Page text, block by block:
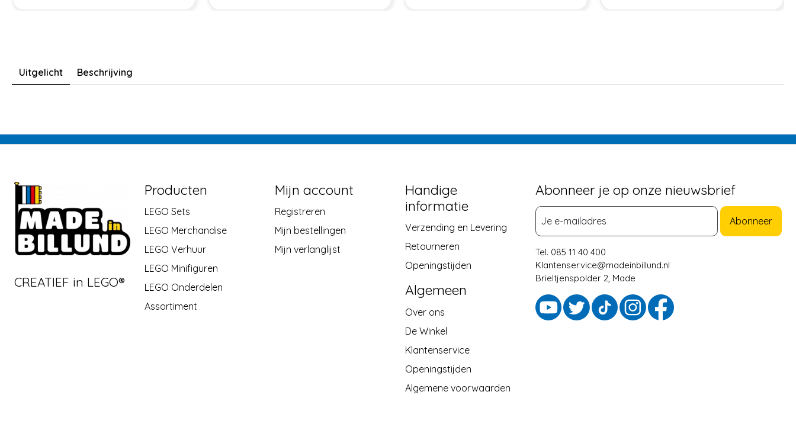
Uitgelicht Beschrijving
CREATIEF in LEGO®
Producten
LEGO Sets
LEGO Merchandise
LEGO Verhuur
LEGO Minifiguren
LEGO Onderdelen
Assortiment
Mijn account
Registreren
Mijn bestellingen
Mijn verlanglijst
Handige
informatie
Verzending en Levering
Retourneren
Openingstijden
Algemeen
Over ons
De Winkel
Klantenservice
Openingstijden
Algemene voorwaarden
Abonneer je op onze nieuwsbrief
Abonneer
Tel. 085 11 40 400
Klantenservice@madeinbillund.nl
Brieltjenspolder 2, Made